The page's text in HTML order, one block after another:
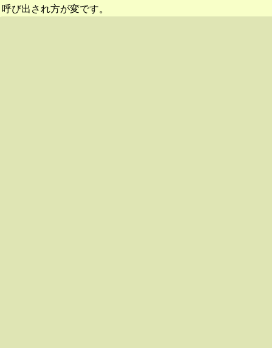
呼び出され方が変です。